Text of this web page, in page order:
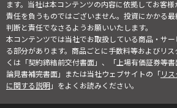
ます。当社は本コンテンツの内容に依拠してお客
責任を負うものではございません。投資にかかる
判断と責任でなさるようお願いいたします。
本コンテンツでは当社でお取扱している商品・サ
る部分があります。商品ごとに手数料等およびリ
くは「契約締結前交付書面」、「上場有価証券等
論見書補完書面」または当社ウェブサイトの「リ
に関する説明」をよくお読みください。